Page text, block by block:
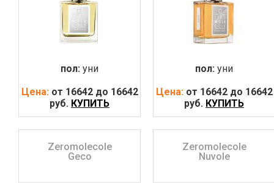
пол: уни
Цена: от 16642 до 16642
руб. КУПИТЬ
пол: уни
Цена: от 16642 до 16642
руб. КУПИТЬ
Zeromolecole
Geco
Zeromolecole
Nuvole